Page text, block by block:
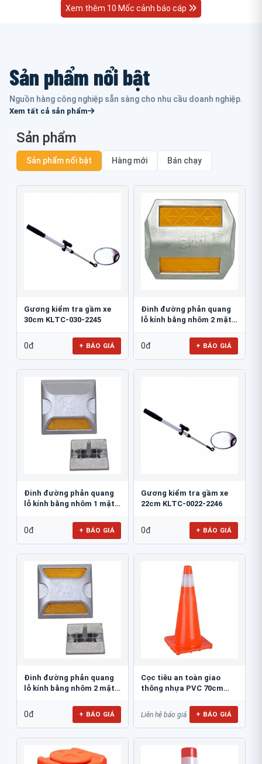
Xem thêm 10 Mốc cảnh báo cáp
Sản phẩm nổi bật
Nguồn hàng công nghiệp sẵn sàng cho nhu cầu doanh nghiệp.
Xem tất cả sản phẩm
Sản phẩm
Sản phẩm nổi bật Hàng mới Bán chạy
Gương kiểm tra gầm xe
30cm KLTC-030-2245
0đ + BÁO GIÁ
Đinh đường phản quang
lỗ kính bằng nhôm 2 mặt
0đ + BÁO GIÁ
Đinh đường phản quang
lỗ kính bằng nhôm 1 mặt
0đ + BÁO GIÁ
Gương kiểm tra gầm xe
22cm KLTC-0022-2246
0đ + BÁO GIÁ
Đinh đường phản quang
lỗ kính bằng nhôm 2 mặt
0đ + BÁO GIÁ
Cọc tiêu an toàn giao
thông nhựa PVC 70cm
Liên hệ báo giá + BÁO GIÁ